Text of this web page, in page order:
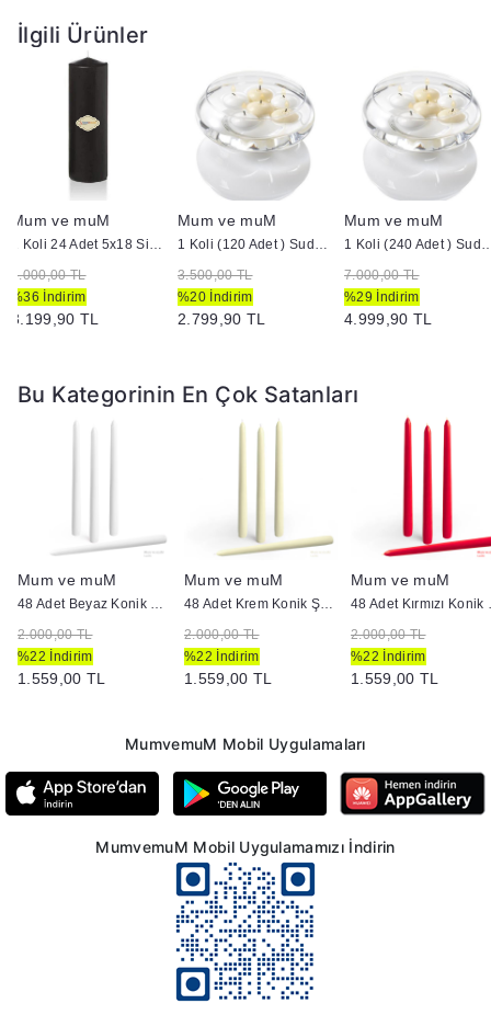
Ek Bilgiler:
Yanan bir mumun durumunu belirli aralıklarla kontrol
Mumları yanıcı maddelerin yakınlarına koymayın
İlgili Ürünler
Mum ve muM
1 Koli 24 Adet 5x18 Siyah Silindir Kütük Mum
5.000,00 TL
%36 İndirim
3.199,90 TL
Mum ve muM
1 Koli (120 Adet ) Suda Yüzen Mum
3.500,00 TL
%20 İndirim
2.799,90 TL
Mum ve muM
1 Koli (240 Adet )
7.000,00 TL
%29 İndirim
4.999,90 TL
Bu Kategorinin En Çok Satanları
Mum ve muM
48 Adet Beyaz Konik Şamdan Mum
2.000,00 TL
%22 İndirim
1.559,00 TL
Mum ve muM
48 Adet Krem Konik Şamdan Mum
2.000,00 TL
%22 İndirim
1.559,00 TL
Mum ve muM
48
2.000,00 TL
%22 İndirim
1.559,00 TL
MumvemuM Mobil Uygulamaları
MumvemuM Mobil Uygulamamızı İndirin